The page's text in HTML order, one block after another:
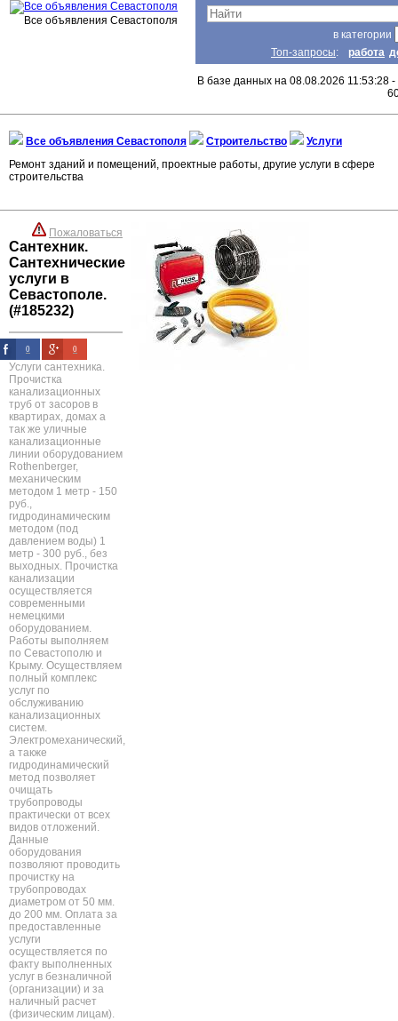
Все объявления Севастополя
в категории
Топ-запросы: работа
В базе данных на 08.08.2026 11:53:28
Все объявления Севастополя Строительство
Услуги
Ремонт зданий и помещений, проектные работы, другие услуги в сфере
строительства
Пожаловаться
Сантехник.
Сантехнические
услуги в
Севастополе.
(#185232)
0 0
Услуги сантехника.
Прочистка
канализационных
труб от засоров в
квартирах, домах а
так же уличные
канализационные
линии оборудованием
Rothenberger,
механическим
методом 1 метр - 150
руб.,
гидродинамическим
методом (под
давлением воды) 1
метр - 300 руб., без
выходных. Прочистка
канализации
осуществляется
современными
немецкими
оборудованием.
Работы выполняем
по Севастополю и
Крыму. Осуществляем
полный комплекс
услуг по
обслуживанию
канализационных
систем.
Электромеханический,
а также
гидродинамический
метод позволяет
очищать
трубопроводы
практически от всех
видов отложений.
Данные
оборудования
позволяют проводить
прочистку на
трубопроводах
диаметром от 50 мм.
до 200 мм. Оплата за
предоставленные
услуги
осуществляется по
факту выполненных
услуг в безналичной
(организации) и за
наличный расчет
(физическим лицам).